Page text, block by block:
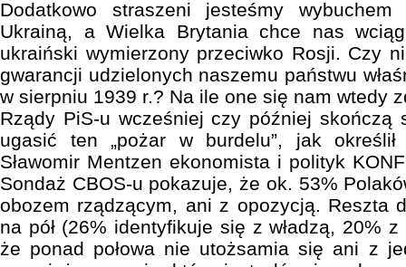
Dodatkowo straszeni jesteśmy
Ukrainą, a Wielka Brytania chce nas
ukraiński wymierzony przeciwko Rosji. Czy
gwarancji udzielonych naszemu państwu
w sierpniu 1939 r.? Na ile one się nam wtedy
Rządy PiS-u wcześniej czy później skończą
ugasić ten „pożar w burdelu”, jak
Sławomir Mentzen ekonomista i polityk
Sondaż CBOS-u pokazuje, że ok. 53%
obozem rządzącym, ani z opozycją. Reszta
na pół (26% identyfikuje się z władzą, 20%
że ponad połowa nie utożsamia się ani z